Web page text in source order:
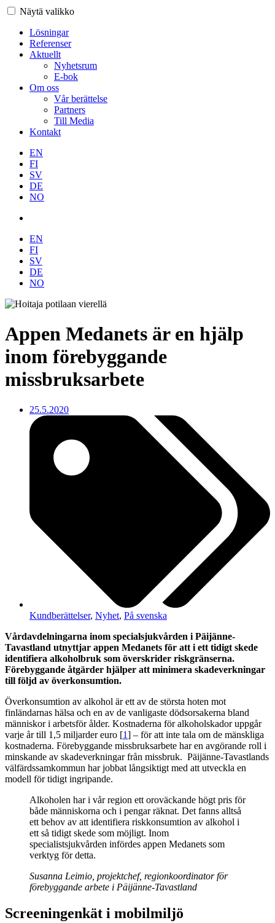
Näytä valikko
Lösningar
Referenser
Aktuellt
Nyhetsrum
E-bok
Om oss
Vår berättelse
Partners
Till Media
Kontakt
EN
FI
SV
DE
NO
EN
FI
SV
DE
NO
Appen Medanets är en hjälp
inom förebyggande
missbruksarbete
25.5.2020
Kundberättelser, Nyhet, På svenska
Vårdavdelningarna inom specialsjukvården i Päijänne-
Tavastland utnyttjar appen Medanets för att i ett tidigt skede
identifiera alkoholbruk som överskrider riskgränserna.
Förebyggande åtgärder hjälper att minimera skadeverkningar
till följd av överkonsumtion.
Överkonsumtion av alkohol är ett av de största hoten mot
finländarnas hälsa och en av de vanligaste dödsorsakerna bland
människor i arbetsför ålder. Kostnaderna för alkoholskador uppgår
varje år till 1,5 miljarder euro [1] – för att inte tala om de mänskliga
kostnaderna. Förebyggande missbruksarbete har en avgörande roll i
minskande av skadeverkningar från missbruk. Päijänne-Tavastlands
välfärdssamkommun har jobbat långsiktigt med att utveckla en
modell för tidigt ingripande.
Alkoholen har i vår region ett oroväckande högt pris för
både människorna och i pengar räknat. Det fanns alltså
ett behov av att identifiera riskkonsumtion av alkohol i
ett så tidigt skede som möjligt. Inom
specialistsjukvården infördes appen Medanets som
verktyg för detta.
Susanna Leimio, projektchef, regionkoordinator för
förebyggande arbete i Päijänne-Tavastland
Screeningenkät i mobilmiljö